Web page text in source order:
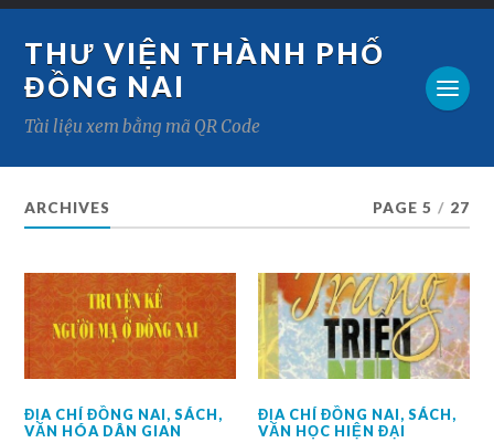
THƯ VIỆN THÀNH PHỐ
ĐỒNG NAI
Tài liệu xem bằng mã QR Code
ARCHIVES PAGE 5 / 27
ĐỊA CHÍ ĐỒNG NAI,SÁCH,
VĂN HÓA DÂN GIAN
ĐỊA CHÍ ĐỒNG NAI,SÁCH,
VĂN HỌC HIỆN ĐẠI